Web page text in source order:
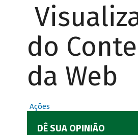
do
da Web
Ações
DÊ SUA OPINIÃO